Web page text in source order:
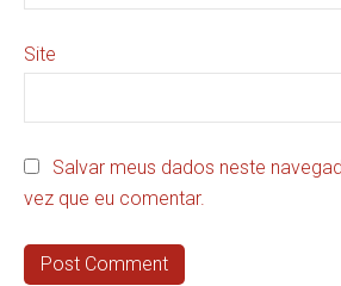
Site
Salvar meus dados neste
vez que eu comentar.